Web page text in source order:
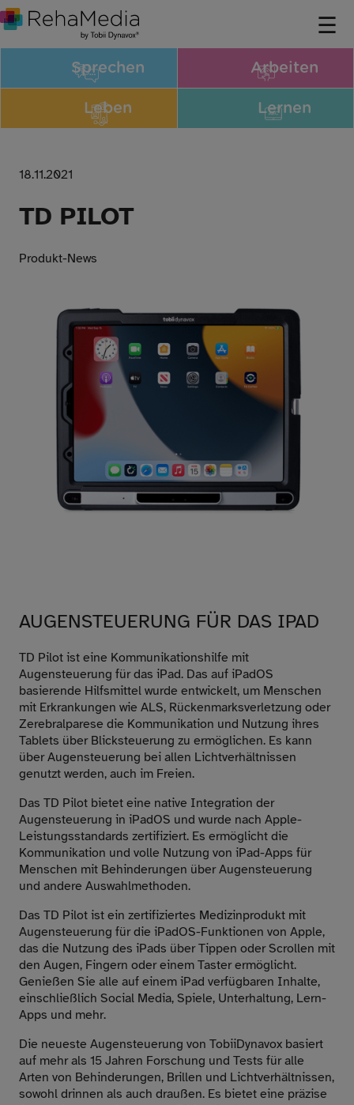
18.11.2021
TD PILOT
Produkt-News
AUGENSTEUERUNG FÜR DAS IPAD
TD Pilot ist eine Kommunikationshilfe mit
Augensteuerung für das iPad. Das auf iPadOS
basierende Hilfsmittel wurde entwickelt, um Menschen
mit Erkrankungen wie ALS, Rückenmarksverletzung oder
Zerebralparese die Kommunikation und Nutzung ihres
Tablets über Blicksteuerung zu ermöglichen. Es kann
über Augensteuerung bei allen Lichtverhältnissen
genutzt werden, auch im Freien.
Das TD Pilot bietet eine native Integration der
Augensteuerung in iPadOS und wurde nach Apple-
Leistungsstandards zertifiziert. Es ermöglicht die
Kommunikation und volle Nutzung von iPad-Apps für
Menschen mit Behinderungen über Augensteuerung
und andere Auswahlmethoden.
Das TD Pilot ist ein zertifiziertes Medizinprodukt mit
Augensteuerung für die iPadOS-Funktionen von Apple,
das die Nutzung des iPads über Tippen oder Scrollen mit
den Augen, Fingern oder einem Taster ermöglicht.
Genießen Sie alle auf einem iPad verfügbaren Inhalte,
einschließlich Social Media, Spiele, Unterhaltung, Lern-
Apps und mehr.
Die neueste Augensteuerung von TobiiDynavox basiert
auf mehr als 15 Jahren Forschung und Tests für alle
Arten von Behinderungen, Brillen und Lichtverhältnissen,
sowohl drinnen als auch draußen. Es bietet eine präzise
Sprechen Arbeiten
Leben Lernen